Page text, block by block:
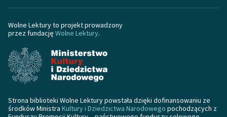
Wolne Lektury to projekt prowadzony
przez fundację Wolne Lektury.
Strona biblioteki Wolne Lektury powstała dzięki dofinansowaniu ze
środków Ministra Kultury i Dziedzictwa Narodowego pochodzących z